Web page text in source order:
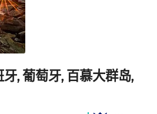
, 葡萄牙, 百慕大群岛,